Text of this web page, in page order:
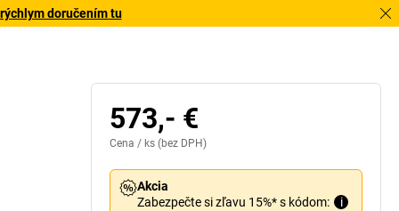
doručením tu
573,- €
Cena / ks (bez DPH)
Akcia
Zabezpečte si zľavu 15%* s kódom:
i